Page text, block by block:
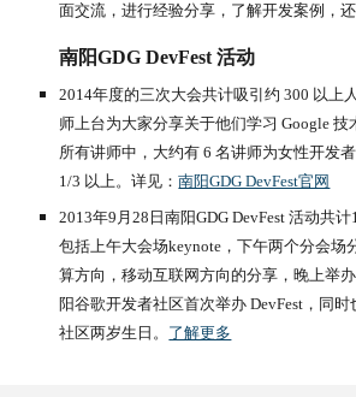
面交流，进行经验分享，了解开发案例，
南阳GDG DevFest 活动
2014年度的三次大会共计吸引约 300 以上
师上台为大家分享关于他们学习 Google
所有讲师中，大约有 6 名讲师为女性开发
1/3 以上。详见：南阳GDG DevFest官网
2013年9月28日南阳GDG DevFest 活动共
包括上午大会场keynote，下午两个分会场
算方向，移动互联网方向的分享，晚上举
阳谷歌开发者社区首次举办 DevFest，同
社区两岁生日。 了解更多